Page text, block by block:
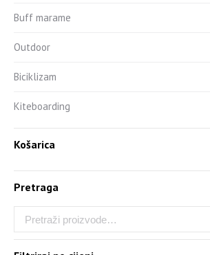
Buff marame
Outdoor
Biciklizam
Kiteboarding
Košarica
Pretraga